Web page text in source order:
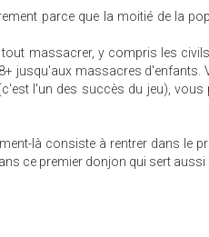
parce que la moitié de la
massacrer, y compris les
jusqu'aux massacres
l'un des succès du jeu),
là consiste à rentrer dans le
ce premier donjon qui sert aussi